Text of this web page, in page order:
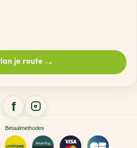
je route→
Betaalmethodes